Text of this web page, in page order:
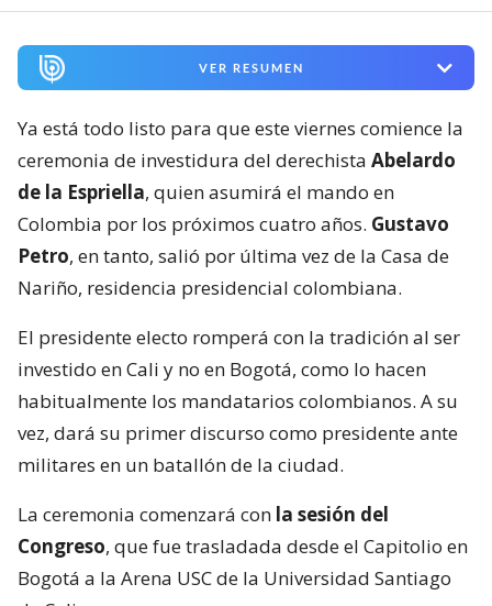
VER RESUMEN
Ya está todo listo para que este viernes comience la
ceremonia de investidura del derechista Abelardo
de la Espriella, quien asumirá el mando en
Colombia por los próximos cuatro años. Gustavo
Petro, en tanto, salió por última vez de la Casa de
Nariño, residencia presidencial colombiana.
El presidente electo romperá con la tradición al ser
investido en Cali y no en Bogotá, como lo hacen
habitualmente los mandatarios colombianos. A su
vez, dará su primer discurso como presidente ante
militares en un batallón de la ciudad.
La ceremonia comenzará con la sesión del
Congreso, que fue trasladada desde el Capitolio en
Bogotá a la Arena USC de la Universidad Santiago